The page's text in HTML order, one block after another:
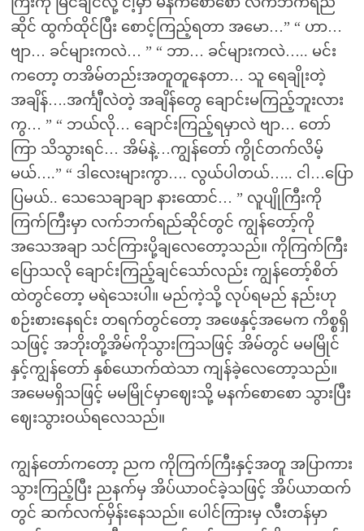
ဆိုင် ထွက်ထိုင်ပြီး စောင့်ကြည့်ရတာ အမော…” “ ဟာ…
ဗျာ… ခင်များကလဲ… ” “ ဘာ… ခင်များကလဲ….. မင်း
ကတော့ တအိမ်တည်းအတူတူနေတာ… သူ ရေချိုးတဲ့
အချိန်….အင်္ကျီလဲတဲ့ အချိန်တွေ ချောင်းမကြည့်ဘူးလား
ကွ… ” “ ဘယ်လို… ချောင်းကြည့်ရမှာလဲ ဗျာ… တော်
ကြာ သိသွားရင်… အိမ်နဲ့…ကျွန်တော် ကွိုင်တက်လိမ့်
မယ်….” “ ဒါလေးများကွာ…. လွယ်ပါတယ်….. ငါ…ပြော
ပြမယ်.. သေသေချာချာ နားထောင်… ” လူပျိုကြီးကို
ကြက်ကြီးမှာ လက်ဘက်ရည်ဆိုင်တွင် ကျွန်တော့်ကို
အသေအချာ သင်ကြားပို့ချလေတော့သည်။ ကိုကြက်ကြီး
ပြောသလို ချောင်းကြည့်ချင်သော်လည်း ကျွန်တော့်စိတ်
ထဲတွင်တော့ မရဲသေးပါ။ မည်ကဲ့သို့ လုပ်ရမည် နည်းဟု
စဉ်းစားနေရင်း တရက်တွင်တော့ အဖေနှင့်အမေက ကိစ္စရှိ
သဖြင့် အဘိုးတို့အိမ်ကိုသွားကြသဖြင့် အိမ်တွင် မမမြိုင်
နှင့်ကျွန်တော် နှစ်ယောက်ထဲသာ ကျန်ခဲ့လေတော့သည်။
အမေမရှိသဖြင့် မမမြိုင်မှာဈေးသို့ မနက်စောစော သွားပြီး
ဈေးသွားဝယ်ရလေသည်။
ကျွန်တော်ကတော့ ညက ကိုကြက်ကြီးနှင့်အတူ အပြာကား
သွားကြည့်ပြီး ညနက်မှ အိပ်ယာဝင်ခဲ့သဖြင့် အိပ်ယာထက်
တွင် ဆက်လက်မှိန်းနေသည်။ ပေါင်ကြားမှ လီးတန်မှာ